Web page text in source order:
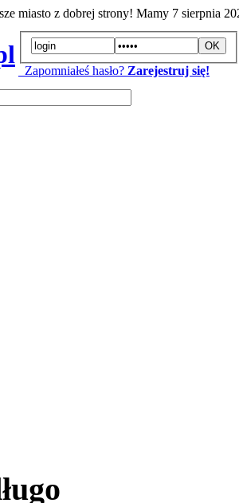
miasto z dobrej strony! Mamy 7 sierpnia
Zapomniałeś hasło? Zarejestruj się!